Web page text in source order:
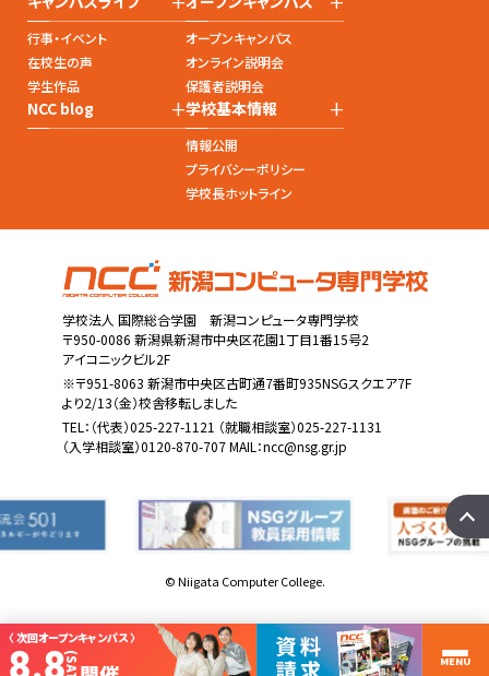
行事・イベント
在校生の声
学生作品
オープンキャンパス
オンライン説明会
保護者説明会
NCC blog +学校基本情報 +
情報公開
プライバシーポリシー
学校長ホットライン
学校法人 国際総合学園 新潟コンピュータ専門学校
〒950-0086 新潟県新潟市中央区花園1丁目1番15号2
アイコニックビル2F
※〒951-8063 新潟市中央区古町通7番町935NSGスクエア7F
より2/13（金）校舎移転しました
TEL： （代表）025-227-1121 （就職相談室）025-227-1131
（入学相談室）0120-870-707 MAIL：ncc@nsg.gr.jp
© Niigata Computer College.
〈 次回オープンキャンパス 〉
(SAT) MENU